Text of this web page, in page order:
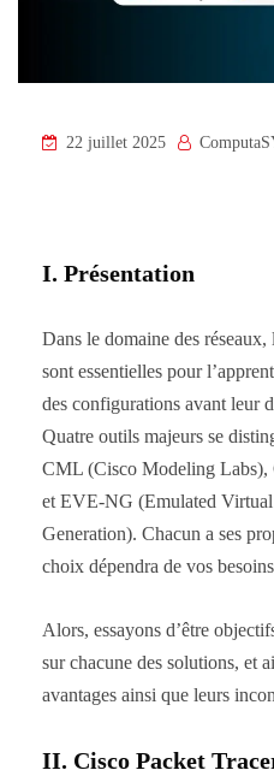
22 juillet 2025
I. Présentation
Dans le domaine des
sont essentielles pour
des configurations avant leur
Quatre outils majeurs se
CML (Cisco Modeling Labs),
et EVE-NG (Emulated
Generation). Chacun a ses
choix dépendra de vos
Alors, essayons d’être
sur chacune des solutions, et
avantages ainsi que leurs
II. Cisco Packet